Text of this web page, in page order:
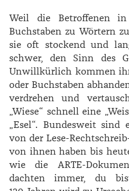
Weil die Betroffenen in
Buchstaben zu Wörtern
sie oft stockend und
schwer, den Sinn des
Unwillkürlich kommen
oder Buchstaben
verdrehen und
„Wiese“ schnell eine
„Esel“. Bundesweit
von der Lese-
von ihnen haben bis
wie die ARTE-
dachten immer, du